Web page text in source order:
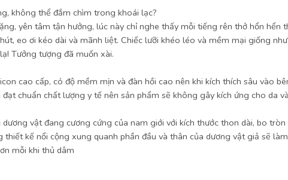
không thể đắm chìm trong khoái lạc?
yên tâm tận hưởng, lúc này chỉ nghe thấy mỗi tiếng rên thở hổn hển
eo ơi kéo dài và mãnh liệt. Chiếc lưỡi khéo léo và mềm mại giống
Tưởng tượng đã muốn xài.
cao cấp, có độ mềm mịn và đàn hồi cao nên khi kích thích sâu vào
chuẩn chất lượng y tế nên sản phẩm sẽ không gây kích ứng cho da
vật đang cương cứng của nam giới với kích thước thon dài, bo
kế nổi cộng xung quanh phần đầu và thân của dương vật giả sẽ
mỗi khi thủ dâm